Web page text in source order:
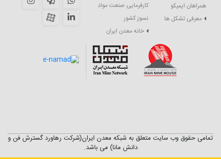
همراهان ایمیکو
معرفی تشکل ها
کارفرمایی صنعت مواد
نسوز کشور
خانه معدن ایران
تمامی حقوق وب سایت متعلق به شبکه معدن ایران(شرکت رهاورد گسترش فن و
دانش مانا) می باشد.